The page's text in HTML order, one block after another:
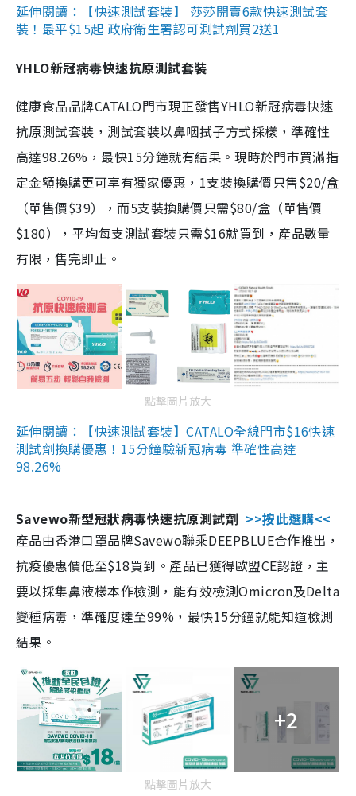
延伸閱讀：【快速測試套裝】 莎莎開賣6款快速測試套
裝！最平$15起 政府衛生署認可測試劑買2送1
YHLO新冠病毒快速抗原測試套裝
健康食品品牌CATALO門市現正發售YHLO新冠病毒快速
抗原測試套裝，測試套裝以鼻咽拭子方式採樣，準確性
高達98.26%，最快15分鐘就有結果。現時於門市買滿指
定金額換購更可享有獨家優惠，1支裝換購價只售$20/盒
（單售價$39），而5支裝換購價只需$80/盒（單售價
$180），平均每支測試套裝只需$16就買到，產品數量
有限，售完即止。
點擊圖片放大
延伸閱讀：【快速測試套裝】CATALO全線門市$16快速
測試劑換購優惠！15分鐘驗新冠病毒 準確性高達
98.26%
Savewo新型冠狀病毒快速抗原測試劑 >>按此選購<<
產品由香港口罩品牌Savewo聯乘DEEPBLUE合作推出，
抗疫優惠價低至$18買到。產品已獲得歐盟CE認證，主
要以採集鼻液樣本作檢測，能有效檢測Omicron及Delta
變種病毒，準確度達至99%，最快15分鐘就能知道檢測
結果。
+2
點擊圖片放大